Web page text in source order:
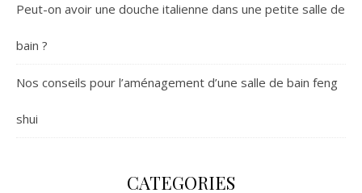
Peut-on avoir une douche italienne dans une petite salle de
bain ?
Nos conseils pour l’aménagement d’une salle de bain feng
shui
CATEGORIES